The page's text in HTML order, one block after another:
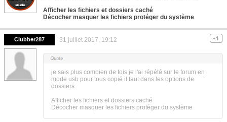
Afficher les fichiers et dossiers caché
Décocher masquer les fichiers protéger du système
Clubber287 31 juillet 2017, 19:12
je sais plus combien de fois je l'ai répété sur le forum en
mode usb pour tous copié il faut dans les options de
dossiers
Afficher les fichiers et dossiers caché
Décocher masquer les fichiers protéger du système